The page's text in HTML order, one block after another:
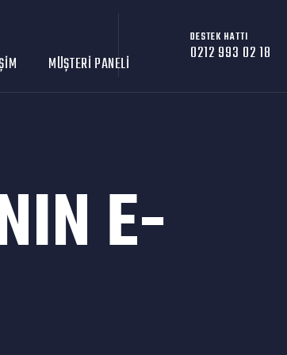
MÜŞTERI PANELI
DESTEK HATTI
0212 993 02 18
E-